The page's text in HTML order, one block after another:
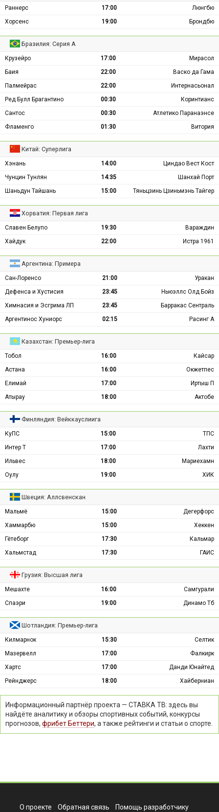
Раннерс 17:00
Люнгбю
Хорсенс
19:00 Брондбю
Бразилия: Серия А
Крузейро 17:00
Мирасол
Баия
22:00
Васко да Гама
Палмейрас
22:00
Интернасьонал
Ред Булл Брагантино
00:30
Коринтианс
Сантос
00:30
Атлетико Паранаэнсе
Фламенго
01:30 Витория
Китай: Суперлига
Хэнань 14:00
Циндао Вест Кост
Чунцин Тунлян
14:35
Шанхай Порт
Шаньдун Тайшань
15:00 Тяньцзинь Цзиньмэнь Тайгер
Хорватия: Первая лига
Славен Белупо 19:30
Вараждин
Хайдук
22:00 Истра 1961
Аргентина: Примера
Сан-Лоренсо 21:00
Уракан
Дефенса и Хустисия
23:45
Ньюэллс Олд Бойз
Химнасия и Эсгрима ЛП
23:45
Барракас Сентраль
Аргентинос Хуниорс
02:15 Расинг А
Казахстан: Премьер-лига
Тобол 16:00
Кайсар
Астана
16:00
Окжетпес
Елимай
17:00
Иртыш П
Атырау
18:00 Актобе
Финляндия: Вейккауслиига
КуПС 15:00
ТПС
Интер Т
17:00
Лахти
Ильвес
18:00
Мариехамн
Оулу
19:00 ХИК
Швеция: Аллсвенскан
Мальмё 15:00
Дегерфорс
Хаммарбю
15:00
Хеккен
Гётеборг
17:30
Кальмар
Хальмстад
17:30 ГАИС
Грузия: Высшая лига
Мешахте 16:00
Самгурали
Спаэри
19:00 Динамо Тб
Шотландия: Премьер-лига
Килмарнок 15:30
Селтик
Мазервелл
17:00
Фалкирк
Хартс
17:00
Данди Юнайтед
Рейнджерс
18:00 Хайберниан
Информационный партнёр проекта — СТАВКА ТВ: здесь вы
найдёте аналитику и обзоры спортивных событий, конкурсы
прогнозов, фрибет Беттери, а также рейтинги и статьи о спорте.
О проекте Обратная связь Помощь разработчику